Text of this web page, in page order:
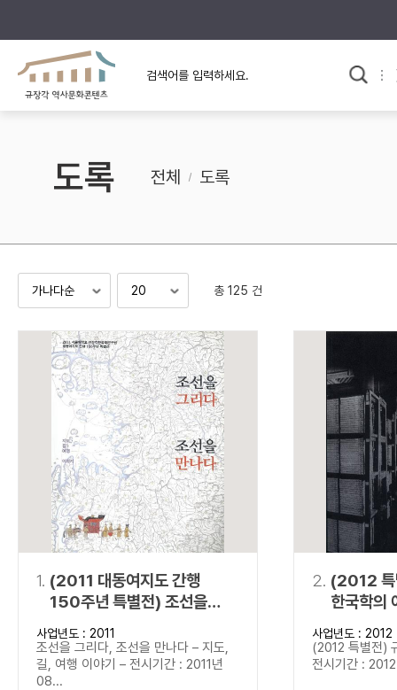
규장각의 어제와 오늘
규장각 소개영상
사료와 문학으로 본
고대
조선 후기
검색 연산자 사용안내
연산자
AND 정조 AND 정약용
“정조”와 “정약
색
OR 정조 OR 정약용 “정조” 또는 “
NOT 정조 NOT 정약용
“정조”가 나온
료를 검색
동시에 여러 개의 연산자를 사용할 수 있습니다.
도록 전체 도록
총 125 건
1. (2011 대동여지도 간행
150주년 특별전) 조선을
그리다, 조선을 만나다
사업년도 : 2011
조선을 그리다, 조선을 만나다 – 지도,
길, 여행 이야기 – 전시기간 : 2011년
08...
2. (2012 특
한국학의
사업년도 : 2012
(2012 특별전)
전시기간 :